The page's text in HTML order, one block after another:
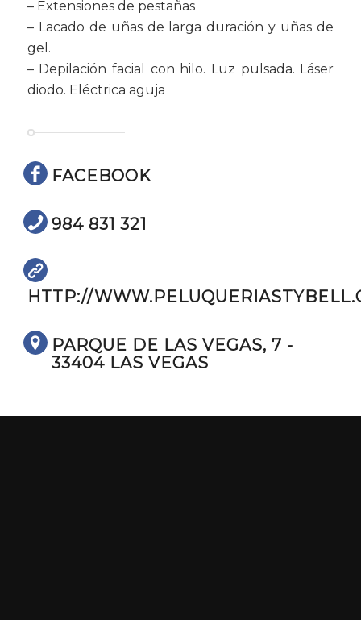
– Extensiones de pestañas
– Lacado de uñas de larga duración y uñas de
gel.
– Depilación facial con hilo. Luz pulsada. Láser
diodo. Eléctrica aguja
FACEBOOK
984 831 321
HTTP://
PARQUE DE LAS VEGAS, 7 -
33404 LAS VEGAS